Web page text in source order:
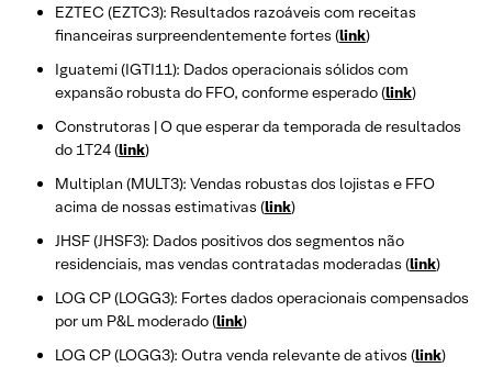
EZTEC (EZTC3): Resultados razoáveis com receitas
financeiras surpreendentemente fortes (link)
Iguatemi (IGTI11): Dados operacionais sólidos com
expansão robusta do FFO, conforme esperado (link)
Construtoras | O que esperar da temporada de resultados
do 1T24 (link)
Multiplan (MULT3): Vendas robustas dos lojistas e FFO
acima de nossas estimativas (link)
JHSF (JHSF3): Dados positivos dos segmentos não
residenciais, mas vendas contratadas moderadas (link)
LOG CP (LOGG3): Fortes dados operacionais compensados
por um P&L moderado (link)
LOG CP (LOGG3): Outra venda relevante de ativos (link)